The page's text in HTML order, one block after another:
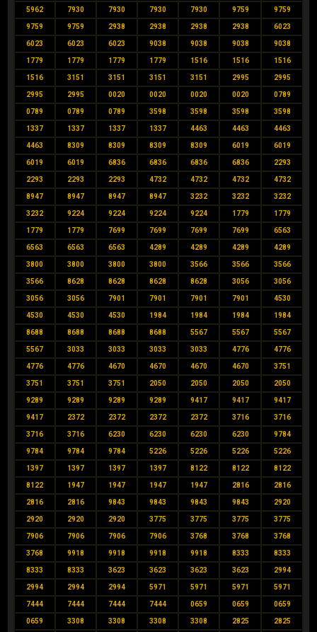
5962 7930 7930 7930 7930 9759 9759
9759 9759 2938 2938 2938 2938 6023
6023 6023 6023 9038 9038 9038 9038
1779 1779 1779 1779 1516 1516 1516
1516 3151 3151 3151 3151 2995 2995
2995 2995 0020 0020 0020 0020 0789
0789 0789 0789 3598 3598 3598 3598
1337 1337 1337 1337 4463 4463 4463
4463 8309 8309 8309 8309 6019 6019
6019 6019 6836 6836 6836 6836 2293
2293 2293 2293 4732 4732 4732 4732
8947 8947 8947 8947 3232 3232 3232
3232 9224 9224 9224 9224 1779 1779
1779 1779 7699 7699 7699 7699 6563
6563 6563 6563 4289 4289 4289 4289
3800 3800 3800 3800 3566 3566 3566
3566 8628 8628 8628 8628 3056 3056
3056 3056 7901 7901 7901 7901 4530
4530 4530 4530 1984 1984 1984 1984
8688 8688 8688 8688 5567 5567 5567
5567 3033 3033 3033 3033 4776 4776
4776 4776 4670 4670 4670 4670 3751
3751 3751 3751 2050 2050 2050 2050
9289 9289 9289 9289 9417 9417 9417
9417 2372 2372 2372 2372 3716 3716
3716 3716 6230 6230 6230 6230 9784
9784 9784 9784 5226 5226 5226 5226
1397 1397 1397 1397 8122 8122 8122
8122 1947 1947 1947 1947 2816 2816
2816 2816 9843 9843 9843 9843 2920
2920 2920 2920 3775 3775 3775 3775
7906 7906 7906 7906 3768 3768 3768
3768 9918 9918 9918 9918 8333 8333
8333 8333 3623 3623 3623 3623 2994
2994 2994 2994 5971 5971 5971 5971
7444 7444 7444 7444 0659 0659 0659
0659 3308 3308 3308 3308 2825 2825